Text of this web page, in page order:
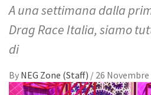
A una settimana dalla
Drag Race Italia, siamo
di
By NEG Zone (Staff) / 26 Novembre